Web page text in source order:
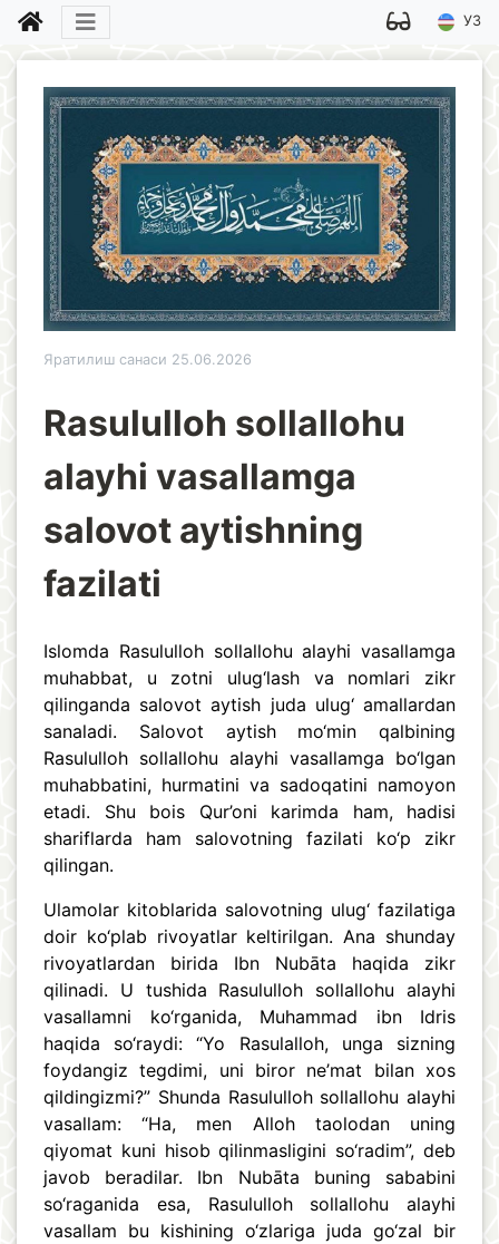
УЗ
Яратилиш санаси 25.06.2026
Rasululloh sollallohu
alayhi vasallamga
salovot aytishning
fazilati
Islomda Rasululloh sollallohu alayhi vasallamga
muhabbat, u zotni ulug‘lash va nomlari zikr
qilinganda salovot aytish juda ulug‘ amallardan
sanaladi. Salovot aytish mo‘min qalbining
Rasululloh sollallohu alayhi vasallamga bo‘lgan
muhabbatini, hurmatini va sadoqatini namoyon
etadi. Shu bois Qur’oni karimda ham, hadisi
shariflarda ham salovotning fazilati ko‘p zikr
qilingan.
Ulamolar kitoblarida salovotning ulug‘ fazilatiga
doir ko‘plab rivoyatlar keltirilgan. Ana shunday
rivoyatlardan birida Ibn Nubāta haqida zikr
qilinadi. U tushida Rasululloh sollallohu alayhi
vasallamni ko‘rganida, Muhammad ibn Idris
haqida so‘raydi: “Yo Rasulalloh, unga sizning
foydangiz tegdimi, uni biror ne’mat bilan xos
qildingizmi?” Shunda Rasululloh sollallohu alayhi
vasallam: “Ha, men Alloh taolodan uning
qiyomat kuni hisob qilinmasligini so‘radim”, deb
javob beradilar. Ibn Nubāta buning sababini
so‘raganida esa, Rasululloh sollallohu alayhi
vasallam bu kishining o‘zlariga juda go‘zal bir